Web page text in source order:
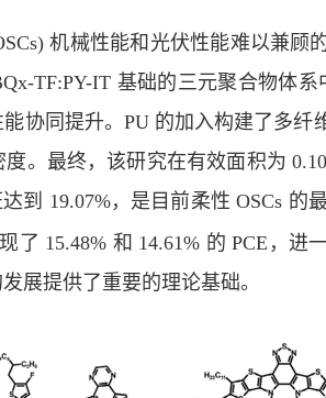
机械性能和光伏性能难以兼顾
TF:PY-IT 基础的三元聚合物体
协同提升。 PU 的加入构建了多纤
度。最终，该研究在有效面积为
到 19.07%，是目前柔性 OSCs 的
了 15.48% 和 14.61% 的 PCE ，进
展提供了重要的理论基础。